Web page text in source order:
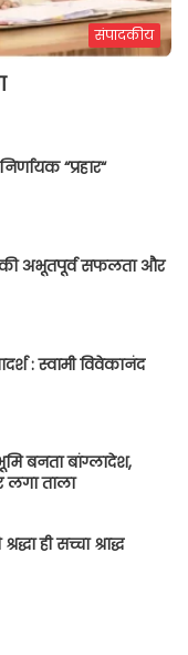
संपादकीय
“प्रहार“
अभूतपूर्व सफलता और
: स्वामी विवेकानंद
बनता बांग्लादेश,
ताला
ही सच्चा श्राद्ध